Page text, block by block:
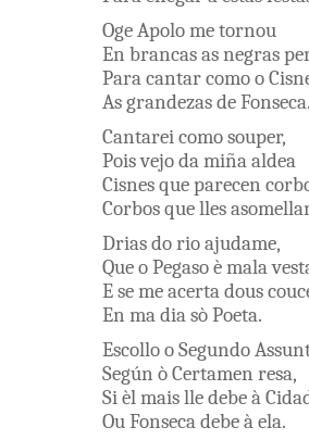
OgeApolometornou
En brancasasnegras
Paracantarcomoo
AsgrandezasdeFonseca.
Cantareicomosouper,
Poisvejodamiñaaldea
Cisnesqueparecen
Corbosquelles
Driasdorioajudame,
QueoPegasoèmala
Esemeacertadous
En madiasòPoeta.
EscollooSegundo
Según òCertamen resa,
Sièlmaislledebeà
OuFonsecadebeàela.